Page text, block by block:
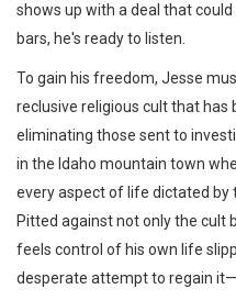
shows up with a deal that
bars, he's ready to listen.
To gain his freedom, Jesse
reclusive religious cult that has
eliminating those sent to
in the Idaho mountain town
every aspect of life dictated by
Pitted against not only the cult
feels control of his own life
desperate attempt to regain